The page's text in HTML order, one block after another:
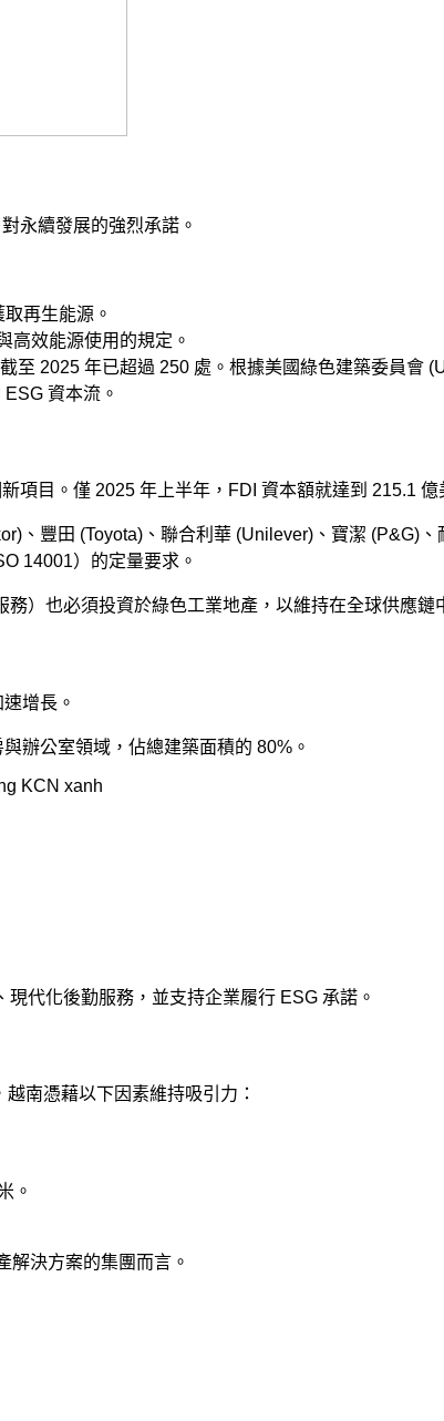
永續發展的強烈承諾。
再生能源。
高效能源使用的規定。
2025 年已超過 250 處。根據美國綠色建築委員會
資本流。
項目。僅 2025 年上半年，FDI 資本額就達到 215.1 億
、豐田 (Toyota)、聯合利華 (Unilever)、寶潔 (P&G)
14001）的定量要求。
）也必須投資於綠色工業地產，以維持在全球供應鏈
增長。
辦公室領域，佔總建築面積的 80%。
代化後勤服務，並支持企業履行 ESG 承諾。
南憑藉以下因素維持吸引力：
。
解決方案的集團而言。